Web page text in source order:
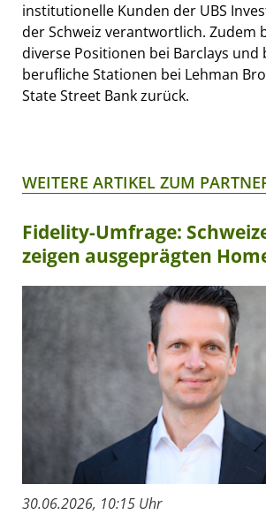
institutionelle Kunden der UBS
der Schweiz verantwortlich. Zudem
diverse Positionen bei Barclays und
berufliche Stationen bei Lehman
State Street Bank zurück.
WEITERE ARTIKEL ZUM
Fidelity-Umfrage:
zeigen ausgeprägten
30.06.2026, 10:15 Uhr